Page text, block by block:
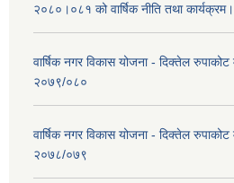
२०८०।०८१ को वार्षिक नीति तथा कार्यक्रम।
वार्षिक नगर विकास योजना - दिक्तेल
२०७९/०८०
वार्षिक नगर विकास योजना - दिक्तेल
२०७८/०७९